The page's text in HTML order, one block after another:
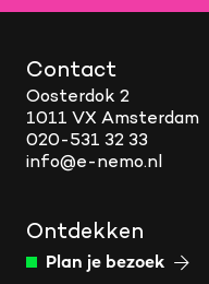
Contact
Oosterdok 2
1011 VX Amsterdam
020-531 32 33
info@e-nemo.nl
Ontdekken
Plan je bezoek